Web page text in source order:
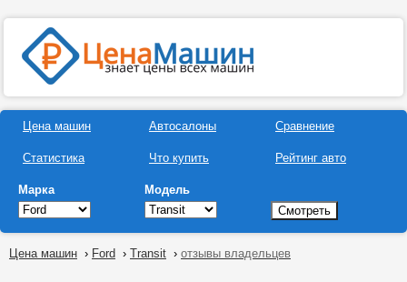
Цена машин
Статистика
Автосалоны
Что купить
Сравнение
Рейтинг авто
Марка Модель
Цена машин › Ford › Transit › отзывы владельцев